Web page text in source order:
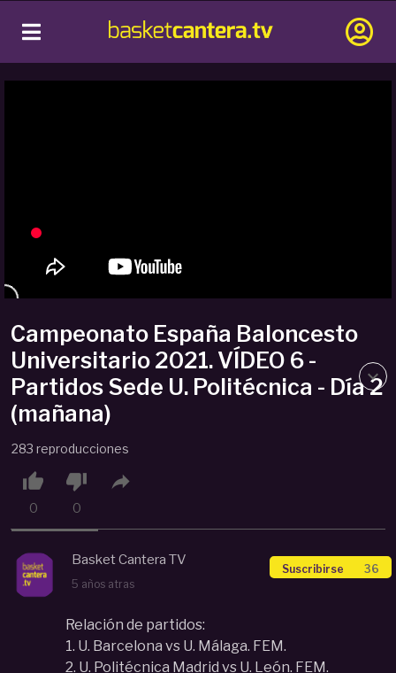
Campeonato España Baloncesto
Universitario 2021. VÍDEO 6 -
Partidos Sede U. Politécnica - Día 2
(mañana)
283 reproducciones

0

0

Basket Cantera TV
5 años atras
Suscribirse 36
Relación de partidos:
1. U. Barcelona vs U. Málaga. FEM.
2. U. Politécnica Madrid vs U. León. FEM.